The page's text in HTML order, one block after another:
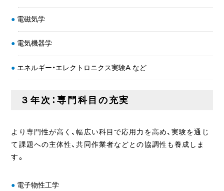
電磁気学
電気機器学
エネルギー・エレクトロニクス実験A など
３年次：専門科目の充実
より専門性が高く、幅広い科目で応用力を高め、実験を通じ
て課題への主体性、共同作業者などとの協調性も養成しま
す。
電子物性工学